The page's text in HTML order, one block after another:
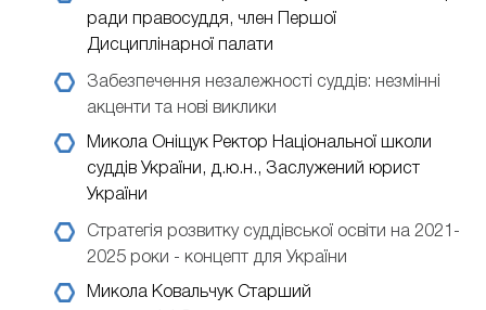
ради правосуддя, член Першої
Дисциплінарної палати
Забезпечення незалежності суддів: незмінні
акценти та нові виклики
Микола Оніщук Ректор Національної школи
суддів України, д.ю.н., Заслужений юрист
України
Стратегія розвитку суддівської освіти на 2021-
2025 роки - концепт для України
Микола Ковальчук Cтарший